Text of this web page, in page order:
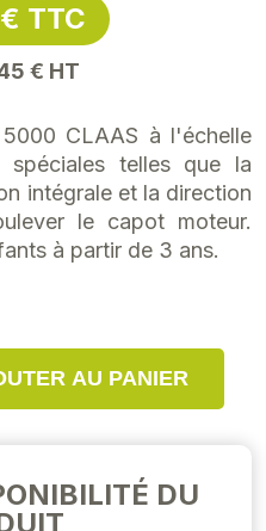
TTC
€ HT
CLAAS à l'échelle
telles que la
intégrale et la direction
le capot moteur.
à partir de 3 ans.
AU PANIER
DU